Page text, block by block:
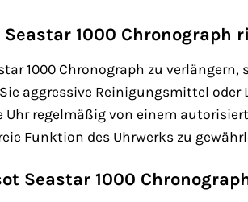
1000 Chronograph
1000 Chronograph zu
aggressive Reinigungsmittel
Uhr regelmäßig von einem
Funktion des Uhrwerks zu
Seastar 1000